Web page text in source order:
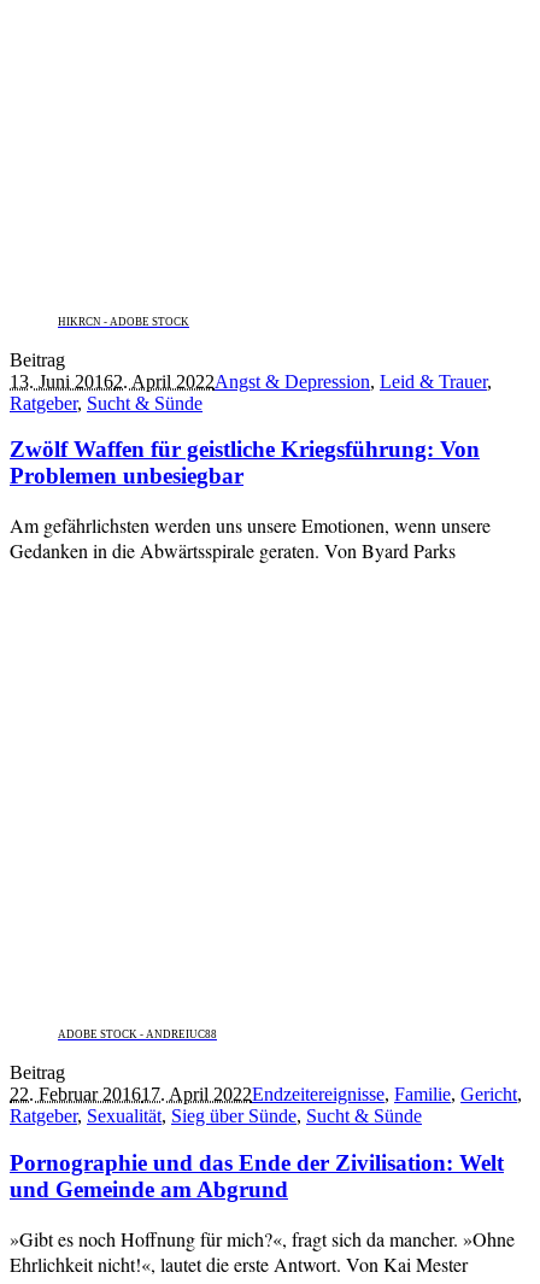
HIKRCN - ADOBE STOCK
Beitrag
13. Juni 20162. April 2022Angst & Depression, Leid & Trauer,
Ratgeber, Sucht & Sünde
Zwölf Waffen für geistliche Kriegsführung: Von
Problemen unbesiegbar
Am gefährlichsten werden uns unsere Emotionen, wenn unsere
Gedanken in die Abwärtsspirale geraten. Von Byard Parks
ADOBE STOCK - ANDREIUC88
Beitrag
22. Februar 201617. April 2022Endzeitereignisse, Familie, Gericht,
Ratgeber, Sexualität, Sieg über Sünde, Sucht & Sünde
Pornographie und das Ende der Zivilisation: Welt
und Gemeinde am Abgrund
»Gibt es noch Hoffnung für mich?«, fragt sich da mancher. »Ohne
Ehrlichkeit nicht!«, lautet die erste Antwort. Von Kai Mester